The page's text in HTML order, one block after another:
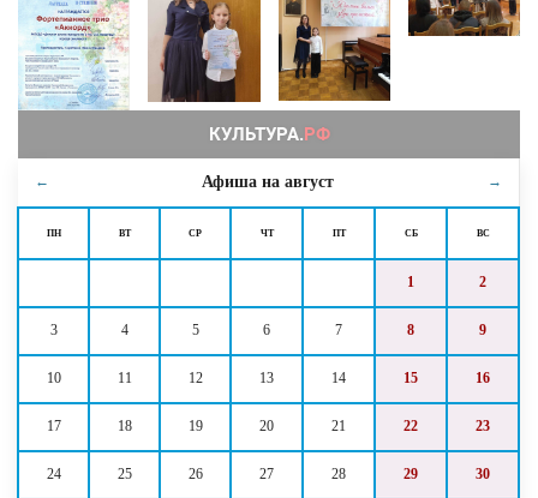
← Афиша на август →
ПН ВТ СР ЧТ ПТ СБ ВС
1 2
3 4 5 6 7 8 9
10 11 12 13 14 15 16
17 18 19 20 21 22 23
24 25 26 27 28 29 30